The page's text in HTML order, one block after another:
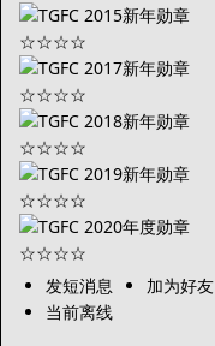
发短消息
加为好友
当前离线